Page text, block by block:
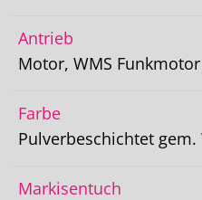
Antrieb
Motor, WMS Funkmotor
Farbe
Pulverbeschichtet gem.
Markisentuch